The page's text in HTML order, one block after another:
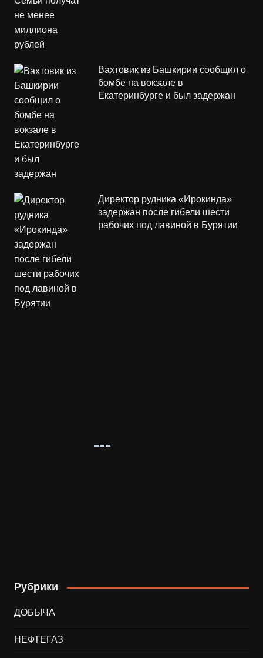
Вахтовик из Башкирии сообщил о
бомбе на вокзале в
Екатеринбурге и был задержан
Директор рудника «Ирокинда»
задержан после гибели шести
рабочих под лавиной в Бурятии
Рубрики
ДОБЫЧА
НЕФТЕГАЗ